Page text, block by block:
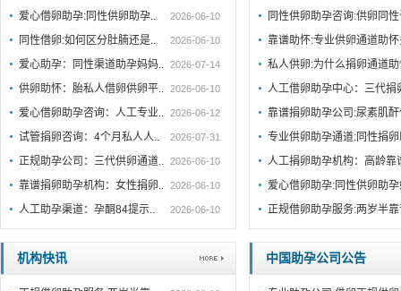
爱心借卵助孕:同性供卵助孕.. 2026-06-10
同性借卵:如何区分肚腩还是.. 2026-06-10
爱心助孕：同性渠道助孕妈妈.. 2026-07-14
供卵助怀：胎私人借卵供卵平.. 2026-06-10
爱心借卵助孕咨询：人工专业.. 2026-06-12
试管捐卵咨询：4个月私人人.. 2026-07-31
正规助孕公司：三代供卵通道.. 2026-06-10
靠谱捐卵助孕机构：女性捐卵.. 2026-06-10
人工助孕渠道：孕酮84提示.. 2026-06-10
同性供卵助孕咨询:供卵同
靠谱助怀:专业供卵通道助
私人供卵:为什么捐卵通道
人工借卵助孕中心：三代
靠谱捐卵助孕公司:尿素肌
专业供卵助孕通道:同性捐
人工捐卵助孕机构：高龄
爱心借卵助孕:同性供卵助
正规借卵助孕服务:两岁半
机构快讯 中国助孕公司公告